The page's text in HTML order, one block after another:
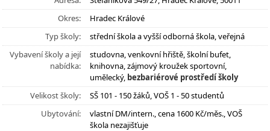
Okres:
Hradec Králové
Typ školy:
střední škola a vyšší odborná škola, veřejná
Vybavení školy a její
nabídka:
studovna, venkovní hřiště, školní bufet,
knihovna, zájmový kroužek sportovní,
umělecký, bezbariérové prostředí školy
Velikost školy:
SŠ 101 - 150 žáků, VOŠ 1 - 50 studentů
Ubytování:
vlastní DM/intern., cena 1600 Kč/měs., VOŠ
škola nezajišťuje